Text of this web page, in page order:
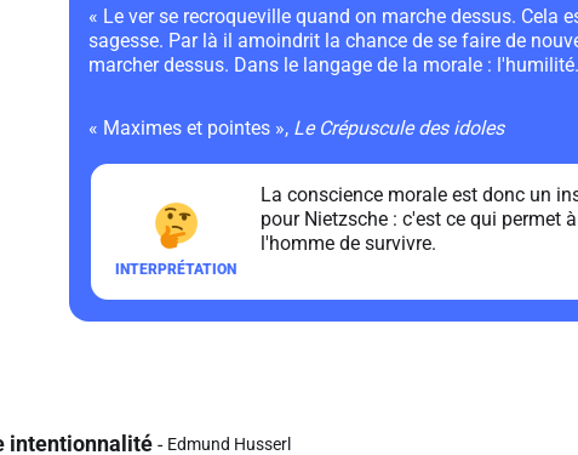
« Le ver se recroqueville quand on marche dessus. Cela
sagesse. Par là il amoindrit la chance de se faire de
marcher dessus. Dans le langage de la morale :
« Maximes et pointes », Le Crépuscule des idoles
La conscience morale est donc un
pour Nietzsche : c'est ce qui permet à
l'homme de survivre.
intentionnalité Edmund Husserl